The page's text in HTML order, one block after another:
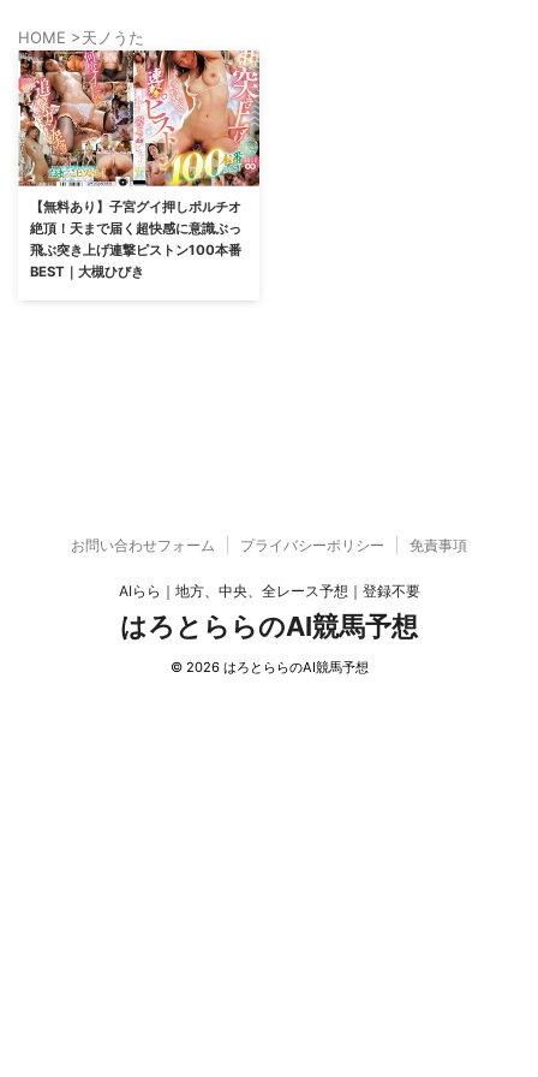
HOME >天ノうた
【無料あり】子宮グイ押しポルチオ
絶頂！天まで届く超快感に意識ぶっ
飛ぶ突き上げ連撃ピストン100本番
BEST｜大槻ひびき
お問い合わせフォーム プライバシーポリシー 免責事項
AIらら｜地方、中央、全レース予想｜登録不要
はろとららのAI競馬予想
© 2026 はろとららのAI競馬予想